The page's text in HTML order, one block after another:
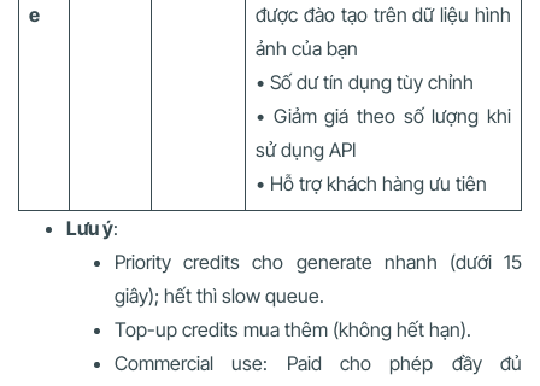
e
được đào tạo trên dữ liệu hình
ảnh của bạn
• Số dư tín dụng tùy chỉnh
• Giảm giá theo số lượng khi
sử dụng API
• Hỗ trợ khách hàng ưu tiên
Lưu ý:
Priority credits cho generate nhanh (dưới 15
giây); hết thì slow queue.
Top-up credits mua thêm (không hết hạn).
Commercial use: Paid cho phép đầy đủ